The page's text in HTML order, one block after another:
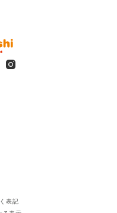
ウム、（一部に乳成分・
・大豆・牛肉・豚肉・鶏
含む）
品と異なる場合がござい
栃木県、群馬県、埼玉
千葉県、東京都、神奈川
新潟県、富山県、石川
表記